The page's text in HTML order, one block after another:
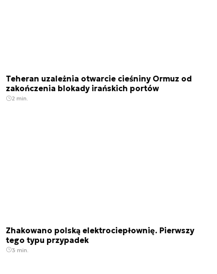
Teheran uzależnia otwarcie cieśniny Ormuz od
zakończenia blokady irańskich portów
2 min.
Zhakowano polską elektrociepłownię. Pierwszy
tego typu przypadek
3 min.